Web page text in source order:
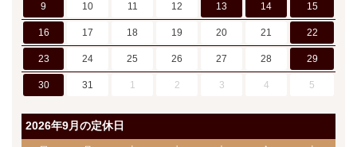
9 10 11 12 13 14 15
16 17 18 19 20 21 22
23 24 25 26 27 28 29
30 31 1 2 3 4 5
2026年9月の定休日